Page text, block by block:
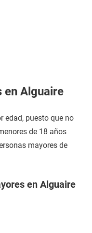
en Alguaire
edad, puesto que no
de 18 años
mayores de
en Alguaire